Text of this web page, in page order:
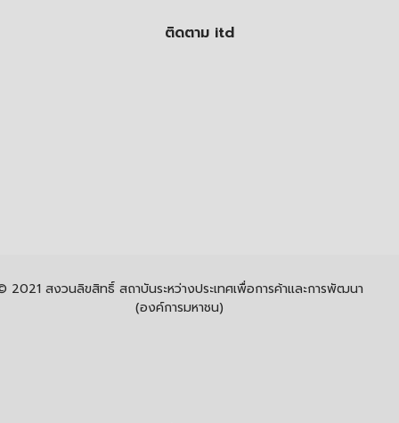
ติดตาม itd
2021 สงวนลิขสิทธิ์ สถาบันระหว่างประเทศเพื่อการค้าและการพัฒนา
(องค์การมหาชน)